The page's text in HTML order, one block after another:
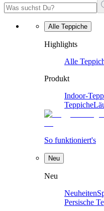
Alle Teppiche
Highlights
Alle
Produkt
Indoor-
Teppiche
So funktioniert's
Neu
Neu
Neuheiten
Persische